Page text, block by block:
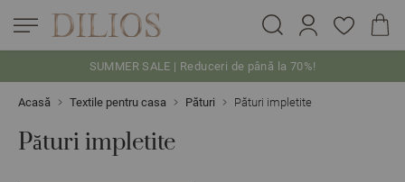
SUMMER SALE | Reduceri de până la 70%!
Acasă Textile pentru casa Pături Pături impletite
Pături impletite